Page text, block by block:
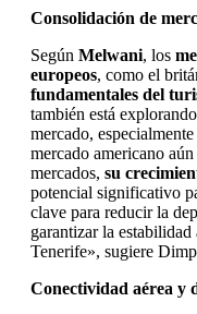
Consolidación de
Según Melwani, los
europeos, como el
fundamentales del
también está
mercado, especialmente
mercado americano
mercados, su
potencial significativo
clave para reducir la
garantizar la
Tenerife», sugiere
Conectividad aérea y